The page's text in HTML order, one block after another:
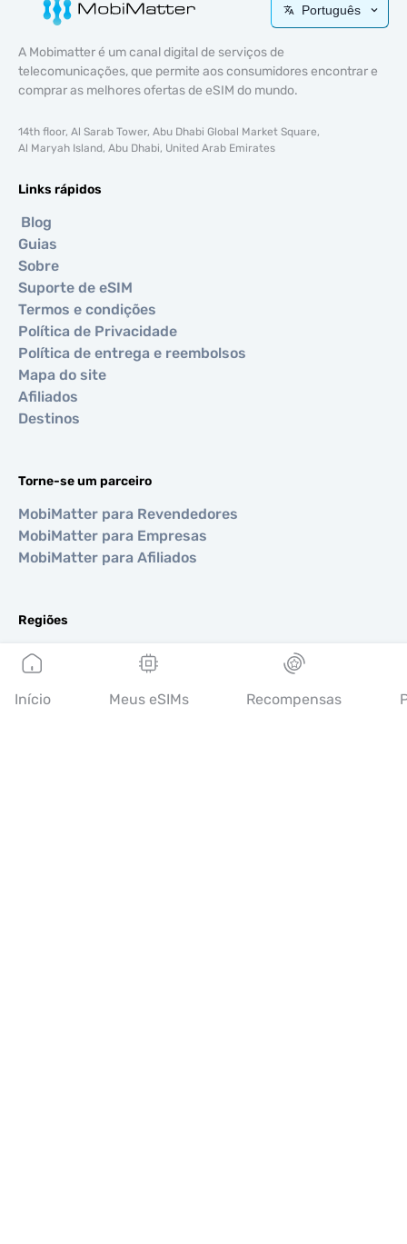
Português
A Mobimatter é um canal digital de serviços de
telecomunicações, que permite aos consumidores encontrar e
comprar as melhores ofertas de eSIM do mundo.
14th floor, Al Sarab Tower, Abu Dhabi Global Market Square,
Al Maryah Island, Abu Dhabi, United Arab Emirates
Links rápidos
Blog
Guias
Sobre
Suporte de eSIM
Termos e condições
Política de Privacidade
Política de entrega e reembolsos
Mapa do site
Afiliados
Destinos
Torne-se um parceiro
MobiMatter para Revendedores
MobiMatter para Empresas
MobiMatter para Afiliados
Regiões
eSIM para Europa
eSIM para Ásia
eSIM para Américas
Início Meus eSIMs Recompensas